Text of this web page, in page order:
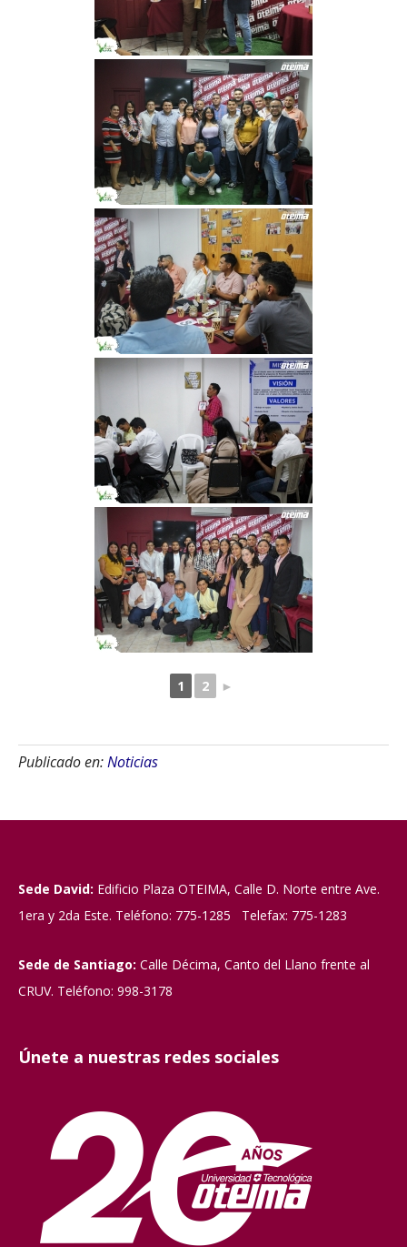
1 2 ►
Publicado en:Noticias
Sede David: Edificio Plaza OTEIMA, Calle D. Norte entre Ave.
1era y 2da Este. Teléfono: 775-1285 Telefax: 775-1283
Sede de Santiago: Calle Décima, Canto del Llano frente al
CRUV. Teléfono: 998-3178
Únete a nuestras redes sociales